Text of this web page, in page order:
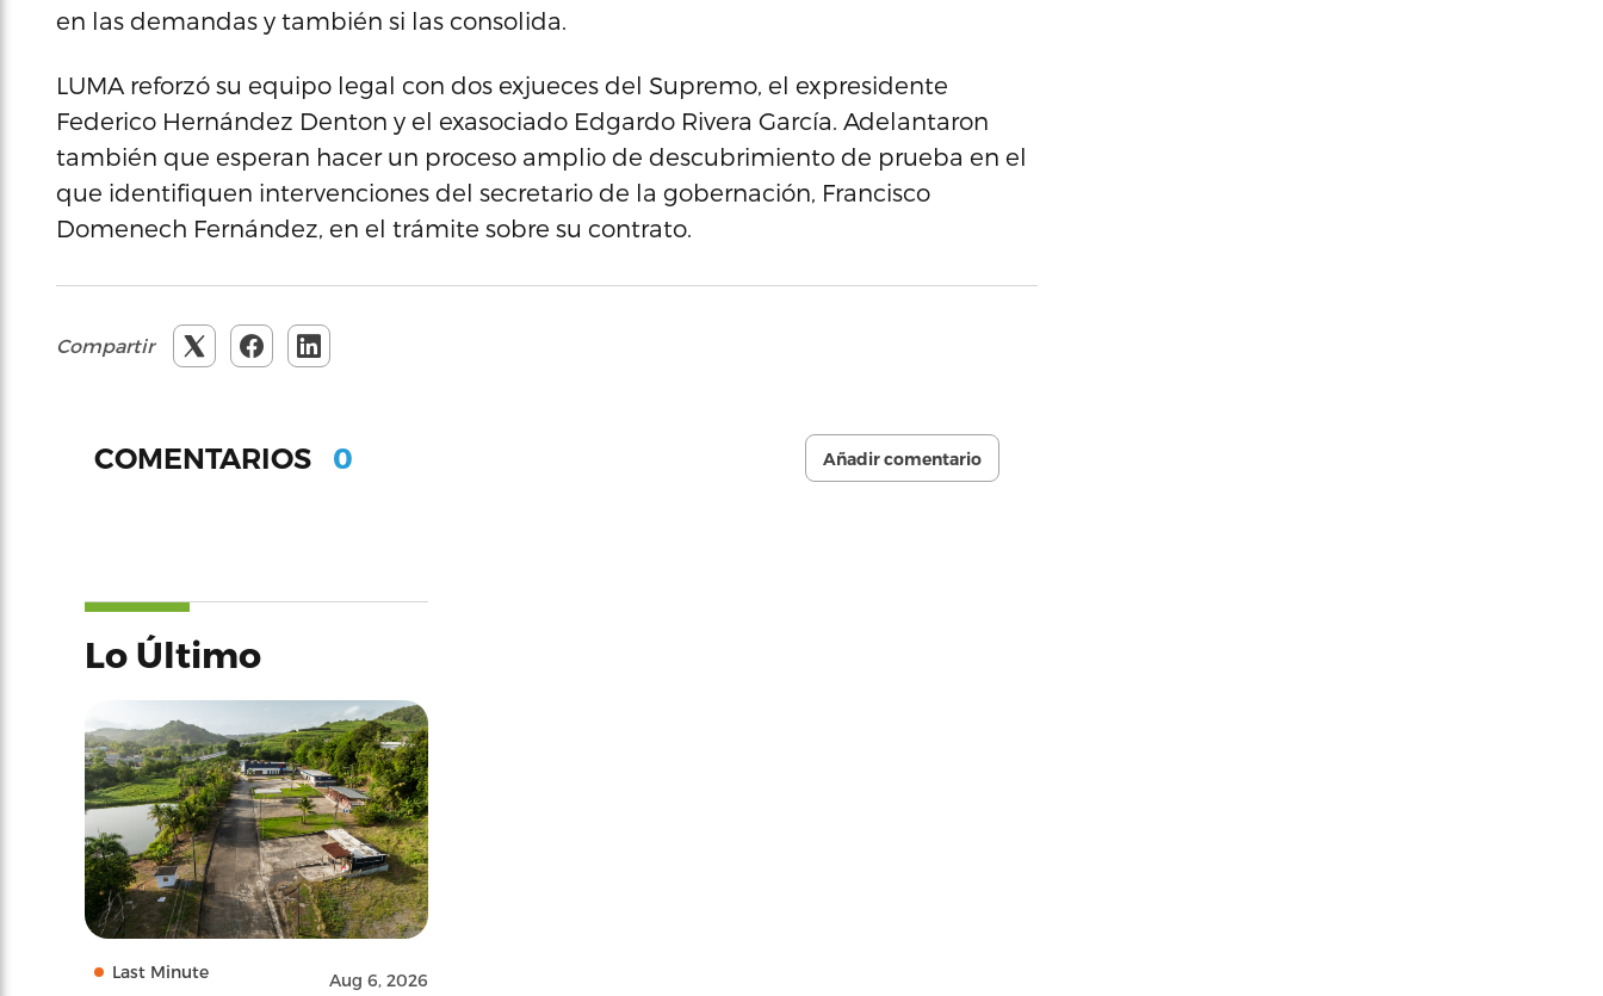
en las demandas y también si las consolida.
LUMA reforzó su equipo legal con dos exjueces del Supremo, el expresidente
Federico Hernández Denton y el exasociado Edgardo Rivera García. Adelantaron
también que esperan hacer un proceso amplio de descubrimiento de prueba en el
que identifiquen intervenciones del secretario de la gobernación, Francisco
Domenech Fernández, en el trámite sobre su contrato.
Compartir
COMENTARIOS 0 Añadir comentario
Lo Último
Last Minute Aug 6, 2026